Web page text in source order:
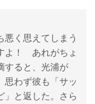
く思えてしまう
よ！ あれがちょ
すると、光浦が
思わず彼も「サッ
」と返した。さら